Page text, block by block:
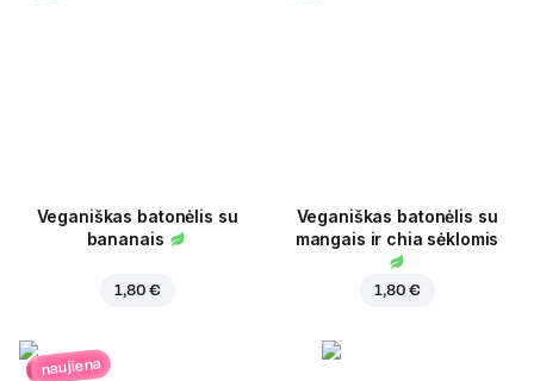
Veganiškas batonėlis su
bananais
1,80 €
Veganiškas batonėlis su
mangais ir chia sėklomis
1,80 €
naujiena